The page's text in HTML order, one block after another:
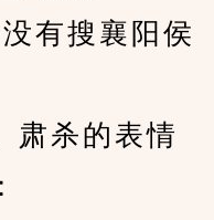
有搜襄阳侯
杀的表情